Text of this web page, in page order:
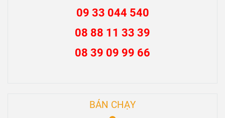
09 33 044 540
08 88 11 33 39
08 39 09 99 66
BÁN CHẠY